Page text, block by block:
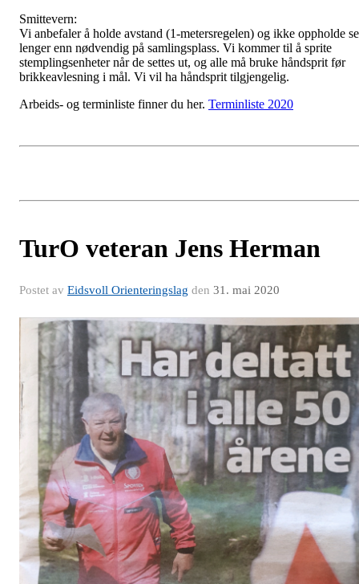
Smittevern:
Vi anbefaler å holde avstand (1-metersregelen) og ikke oppholde
lenger enn nødvendig på samlingsplass. Vi kommer til å sprite
stemplingsenheter når de settes ut, og alle må bruke håndsprit før
brikkeavlesning i mål. Vi vil ha håndsprit tilgjengelig.
Arbeids- og terminliste finner du her. Terminliste 2020
TurO veteran Jens Herman
Postet av Eidsvoll Orienteringslag den 31. mai 2020